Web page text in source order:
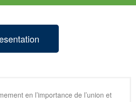
en l’importance de l’union et